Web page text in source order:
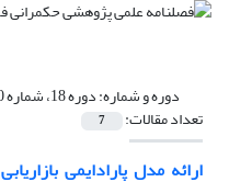
دوره و شماره:دوره 18، شماره 70، تابستان 1404، صفحه 1-196
تعداد مقالات: 7
ارائه مدل پارادایمی